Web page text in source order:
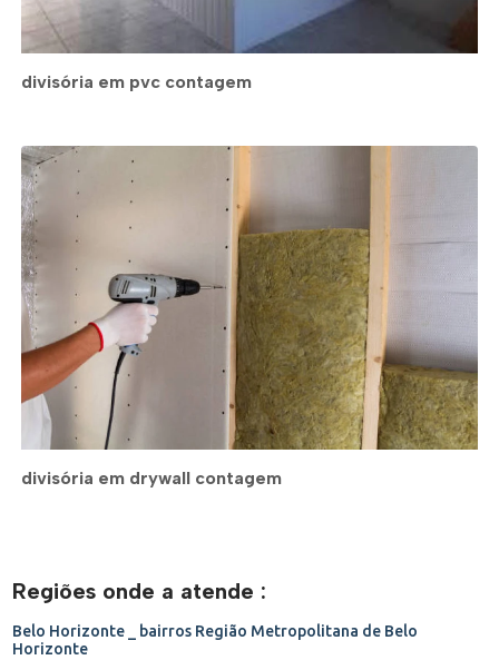
divisória em pvc contagem
divisória em drywall contagem
Regiões onde a atende :
Belo Horizonte _ bairros Região Metropolitana de Belo
Horizonte